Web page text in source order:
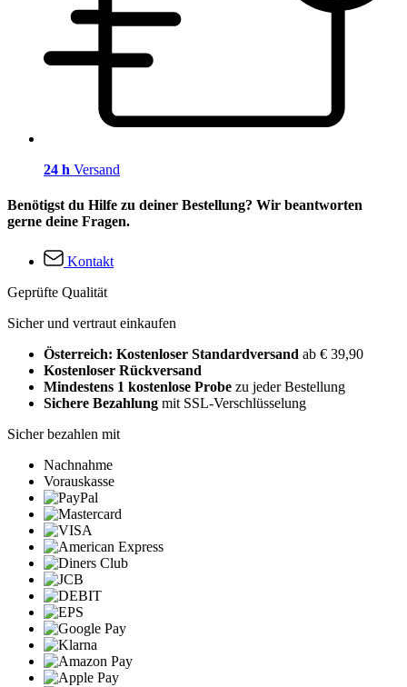
24 h Versand
Benötigst du Hilfe zu deiner Bestellung? Wir beantworten
gerne deine Fragen.
Kontakt
Geprüfte Qualität
Sicher und vertraut einkaufen
Österreich: Kostenloser Standardversand ab € 39,90
Kostenloser Rückversand
Mindestens 1 kostenlose Probe zu jeder Bestellung
Sichere Bezahlung mit SSL-Verschlüsselung
Sicher bezahlen mit
Nachnahme
Vorauskasse